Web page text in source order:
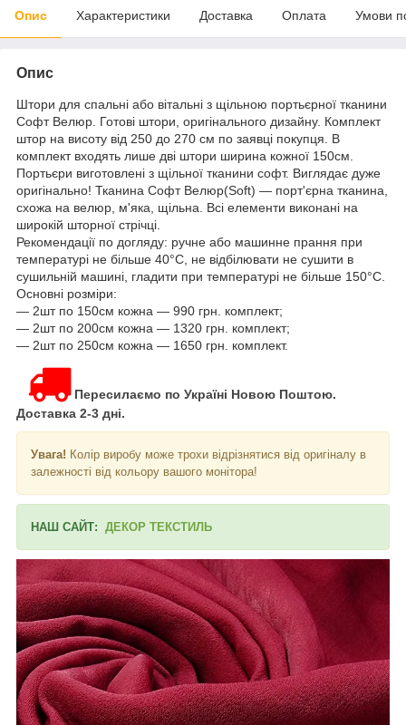
Опис Характеристики Доставка Оплата Умови
Опис
Штори для спальні або вітальні з щільною портьєрної тканини
Софт Велюр. Готові штори, оригінального дизайну. Комплект
штор на висоту від 250 до 270 см по заявці покупця. В
комплект входять лише дві штори ширина кожної 150см.
Портьєри виготовлені з щільної тканини софт. Виглядає дуже
оригінально! Тканина Софт Велюр(Soft) ― порт'єрна тканина,
схожа на велюр, м'яка, щільна. Всі елементи виконані на
широкій шторної стрічці.
Рекомендації по догляду: ручне або машинне прання при
температурі не більше 40°С, не відбілювати не сушити в
сушильній машині, гладити при температурі не більше 150°С.
Основні розміри:
― 2шт по 150см кожна ― 990 грн. комплект;
― 2шт по 200см кожна ― 1320 грн. комплект;
― 2шт по 250см кожна ― 1650 грн. комплект.
Пересилаємо по Україні Новою Поштою.
Доставка 2-3 дні.
Увага! Колір виробу може трохи відрізнятися від оригіналу в
залежності від кольору вашого монітора!
НАШ САЙТ: ДЕКОР ТЕКСТИЛЬ